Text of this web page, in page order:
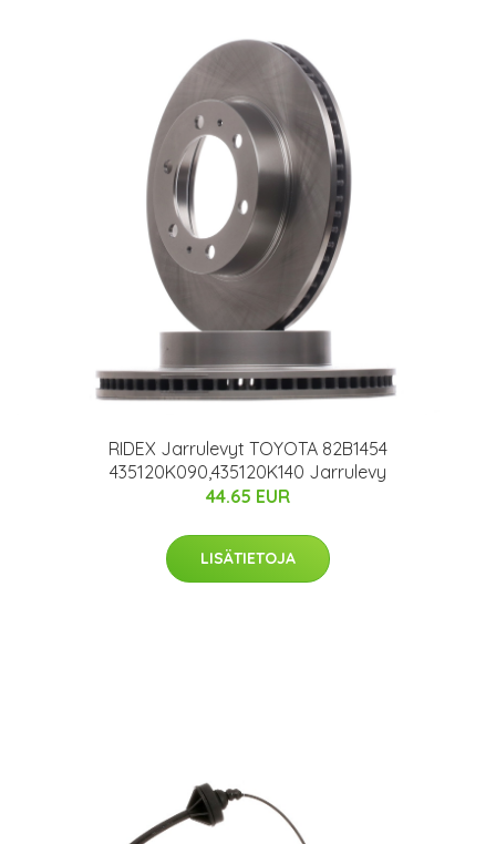
RIDEX Jarrulevyt TOYOTA 82B1454
435120K090,435120K140 Jarrulevy
44.65 EUR
LISÄTIETOJA